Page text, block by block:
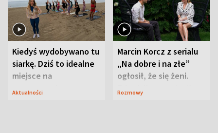
Kiedyś wydobywano tu
siarkę. Dziś to idealne
miejsce na
wypoczynek
Aktualności
Marcin Korcz z serialu
„Na dobre i na złe”
ogłosił, że się żeni.
Zdradził, co zmienił
Rozmowy